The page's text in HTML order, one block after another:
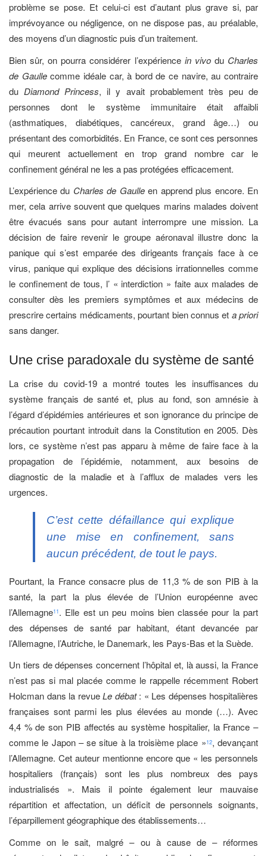
problème se pose. Et celui-ci est d’autant plus grave si, par
imprévoyance ou négligence, on ne dispose pas, au préalable,
des moyens d’un diagnostic puis d’un traitement.
Bien sûr, on pourra considérer l’expérience in vivodu Charles
de Gaullecomme idéale car, à bord de ce navire, au contraire
du Diamond Princess, il y avait probablement très peu de
personnes dont le système immunitaire était affaibli
(asthmatiques, diabétiques, cancéreux, grand âge…) ou
présentant des comorbidités. En France, ce sont ces personnes
qui meurent actuellement en trop grand nombre car le
confinement général ne les a pas protégées efficacement.
L’expérience du Charles de Gaulleen apprend plus encore. En
mer, cela arrive souvent que quelques marins malades doivent
être évacués sans pour autant interrompre une mission. La
décision de faire revenir le groupe aéronaval illustre donc la
panique qui s’est emparée des dirigeants français face à ce
virus, panique qui explique des décisions irrationnelles comme
le confinement de tous, l’ « interdiction » faite aux malades de
consulter dès les premiers symptômes et aux médecins de
prescrire certains médicaments, pourtant bien connus et a priori
sans danger.
Une crise paradoxale du système de santé
La crise du covid-19 a montré toutes les insuffisances du
système français de santé et, plus au fond, son amnésie à
l’égard d’épidémies antérieures et son ignorance du principe de
précaution pourtant introduit dans la Constitution en 2005. Dès
lors, ce système n’est pas apparu à même de faire face à la
propagation de l’épidémie, notamment, aux besoins de
diagnostic de la maladie et à l’afflux de malades vers les
urgences.
C’est cette défaillance qui explique
une mise en confinement, sans
aucun précédent, de tout le pays.
Pourtant, la France consacre plus de 11,3 % de son PIB à la
santé, la part la plus élevée de l’Union européenne avec
l’Allemagne11. Elle est un peu moins bien classée pour la part
des dépenses de santé par habitant, étant devancée par
l’Allemagne, l’Autriche, le Danemark, les Pays-Bas et la Suède.
Un tiers de dépenses concernent l’hôpital et, là aussi, la France
n’est pas si mal placée comme le rappelle récemment Robert
Holcman dans la revueLe débat: « Les dépenses hospitalières
françaises sont parmi les plus élevées au monde (…). Avec
4,4 % de son PIB affectés au système hospitalier, la France –
comme le Japon – se situe à la troisième place »12, devançant
l’Allemagne. Cet auteur mentionne encore que « les personnels
hospitaliers (français) sont les plus nombreux des pays
industrialisés ». Mais il pointe également leur mauvaise
répartition et affectation, un déficit de personnels soignants,
l’éparpillement géographique des établissements…
Comme on le sait, malgré – ou à cause de – réformes